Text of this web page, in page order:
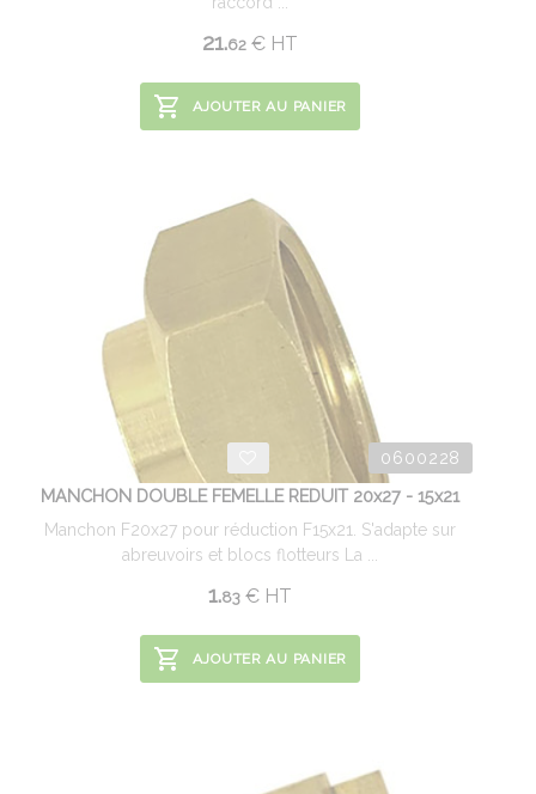
21.62 € HT
AJOUTER AU PANIER
0600228
MANCHON DOUBLE FEMELLE REDUIT 20x27 - 15x21
Manchon F20x27 pour réduction F15x21. S'adapte sur
abreuvoirs et blocs flotteurs La ...
1.83 € HT
AJOUTER AU PANIER